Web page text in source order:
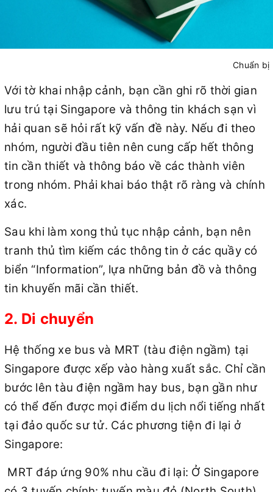
Chuẩn bị
Với tờ khai nhập cảnh, bạn cần ghi rõ thời gian
lưu trú tại Singapore và thông tin khách sạn vì
hải quan sẽ hỏi rất kỹ vấn đề này. Nếu đi theo
nhóm, người đầu tiên nên cung cấp hết thông
tin cần thiết và thông báo về các thành viên
trong nhóm. Phải khai báo thật rõ ràng và chính
xác.
Sau khi làm xong thủ tục nhập cảnh, bạn nên
tranh thủ tìm kiếm các thông tin ở các quầy có
biển “Information”, lựa những bản đồ và thông
tin khuyến mãi cần thiết.
2. Di chuyển
Hệ thống xe bus và MRT (tàu điện ngầm) tại
Singapore được xếp vào hàng xuất sắc. Chỉ cần
bước lên tàu điện ngầm hay bus, bạn gần như
có thể đến được mọi điểm du lịch nổi tiếng nhất
tại đảo quốc sư tử. Các phương tiện đi lại ở
Singapore:
MRT đáp ứng 90% nhu cầu đi lại: Ở Singapore